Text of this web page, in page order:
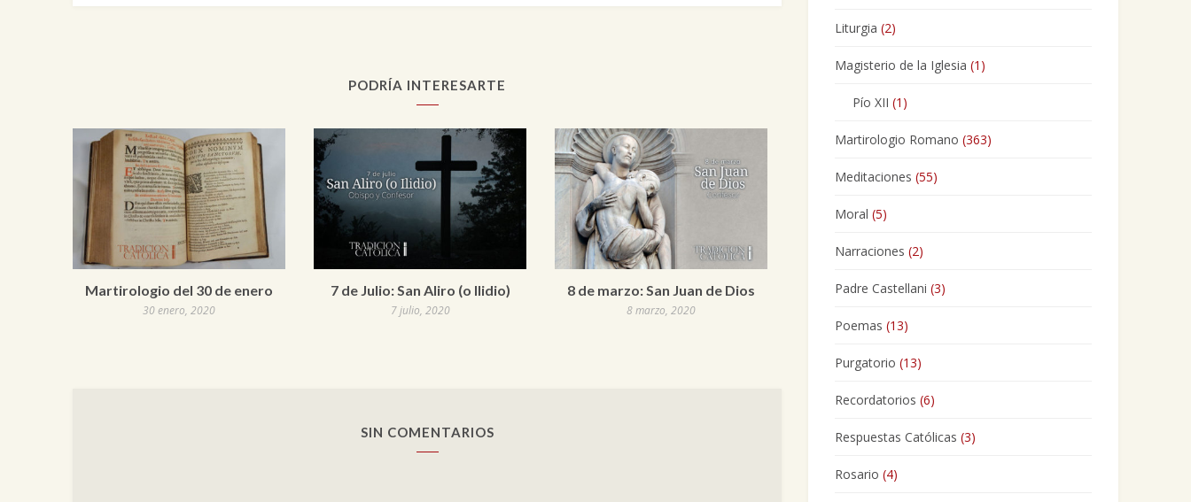
PODRÍA INTERESARTE
Martirologio del 30 de enero
30 enero, 2020
7 de Julio: San Aliro (o Ilidio)
7 julio, 2020
8 de marzo: San Juan de Dios
8 marzo, 2020
SIN COMENTARIOS
Liturgia (2)
Magisterio de la Iglesia (1)
Pío XII (1)
Martirologio Romano (363)
Meditaciones (55)
Moral (5)
Narraciones (2)
Padre Castellani (3)
Poemas (13)
Purgatorio (13)
Recordatorios (6)
Respuestas Católicas (3)
Rosario (4)